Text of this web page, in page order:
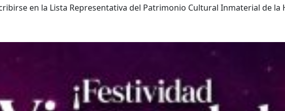
en la Lista Representativa del Patrimonio Cultural Inmaterial de